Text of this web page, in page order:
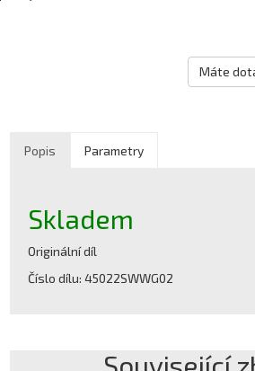
Máte
Popis Parametry
Skladem
Originální díl
Číslo dílu: 45022SWWG02
Související